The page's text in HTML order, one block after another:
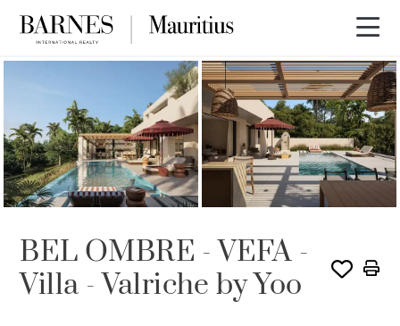
BEL OMBRE - VEFA -
Villa - Valriche by Yoo